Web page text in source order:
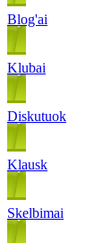
Blog'ai
Klubai
Diskutuok
Klausk
Skelbimai